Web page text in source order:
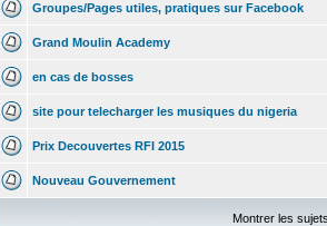
Groupes/Pages utiles, pratiques sur Facebook
Grand Moulin Academy
en cas de bosses
site pour telecharger les musiques du nigeria
Prix Decouvertes RFI 2015
Nouveau Gouvernement
Montrer les